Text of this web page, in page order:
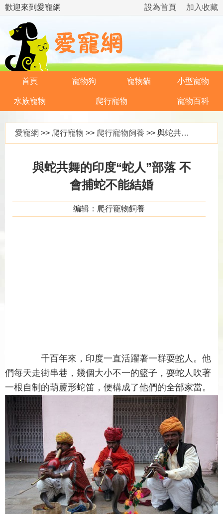
歡迎來到愛寵網 加入收藏
設為首頁
首頁 寵物狗 寵物貓 小型寵物
水族寵物 爬行寵物 寵物百科
愛寵網 >> 爬行寵物 >> 爬行寵物飼養 >> 與蛇共舞的印度“蛇人”部落 不會捕蛇不能結婚
與蛇共舞的印度“蛇人”部落 不
會捕蛇不能結婚
编辑：爬行寵物飼養
千百年來，印度一直活躍著一群耍蛇人。他
們每天走街串巷，幾個大小不一的籃子，耍蛇人吹著
一根自制的葫蘆形蛇笛，便構成了他們的全部家當。